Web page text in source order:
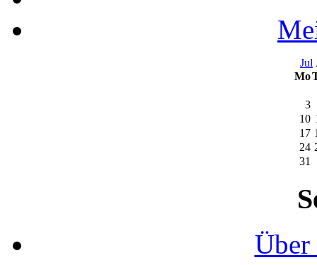
Jul
Mo
3
10
17
24
31